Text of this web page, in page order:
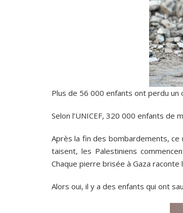
Plus de 56 000 enfants ont perdu un
Selon l’UNICEF, 320 000 enfants de
Après la fin des bombardements, ce
taisent, les Palestiniens
Chaque pierre brisée à Gaza
Alors oui, il y a des enfants qui ont